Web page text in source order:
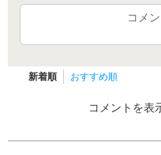
コメ
新着順 おすすめ順
コメントを表